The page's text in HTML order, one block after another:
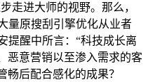
走进大师的视野。那么，
量原搜刮引擎优化从业者
提醒中所言：“科技成长离
恶意营销以至渗入需求的客
畅后配合感化的成果？